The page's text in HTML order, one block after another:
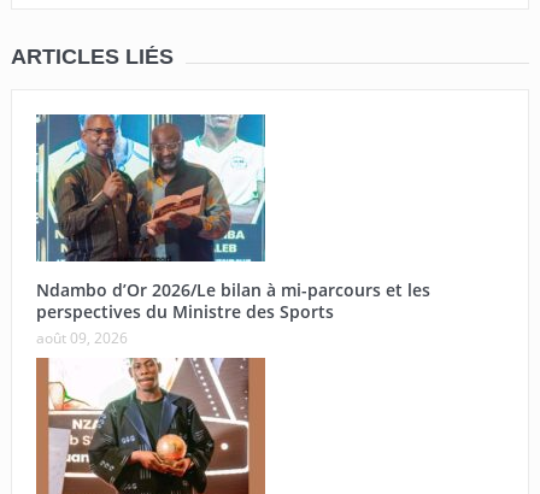
ARTICLES LIÉS
Ndambo d’Or 2026/Le bilan à mi-parcours et les
perspectives du Ministre des Sports
août 09, 2026